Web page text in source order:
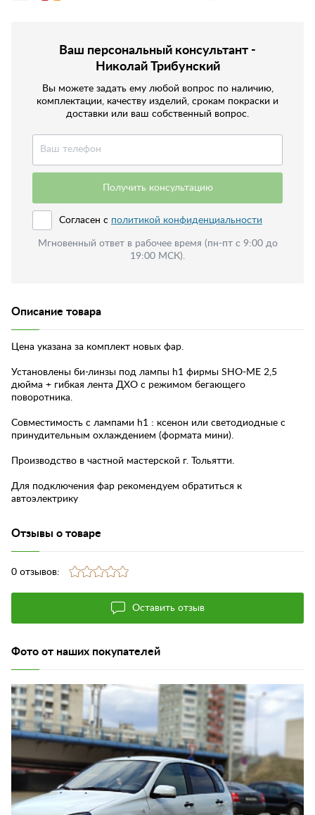
Ваш персональный консультант -
Николай Трибунский
Вы можете задать ему любой вопрос по наличию,
комплектации, качеству изделий, срокам покраски и
доставки или ваш собственный вопрос.
Получить консультацию
Согласен с политикой конфиденциальности
Мгновенный ответ в рабочее время (пн-пт с 9:00 до
19:00 МСК).
Описание товара
Цена указана за комплект новых фар.
Установлены би-линзы под лампы h1 фирмы SHO-ME 2,5
дюйма + гибкая лента ДХО с режимом бегающего
поворотника.
Совместимость с лампами h1 : ксенон или светодиодные с
принудительным охлаждением (формата мини).
Производство в частной мастерской г. Тольятти.
Для подключения фар рекомендуем обратиться к
автоэлектрику
Отзывы о товаре
0 отзывов:
Оставить отзыв
Фото от наших покупателей